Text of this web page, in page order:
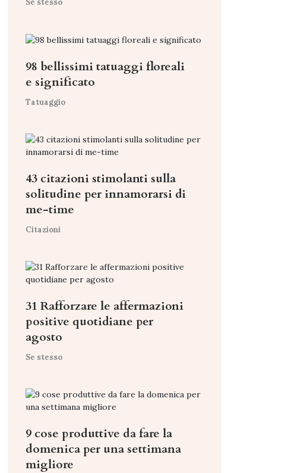
Se stesso
98 bellissimi tatuaggi floreali
e significato
Tatuaggio
43 citazioni stimolanti sulla
solitudine per innamorarsi di
me-time
Citazioni
31 Rafforzare le affermazioni
positive quotidiane per
agosto
Se stesso
9 cose produttive da fare la
domenica per una settimana
migliore